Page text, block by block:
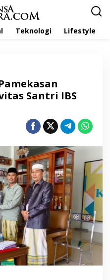
Teknologi Lifestyle
Santri IBS